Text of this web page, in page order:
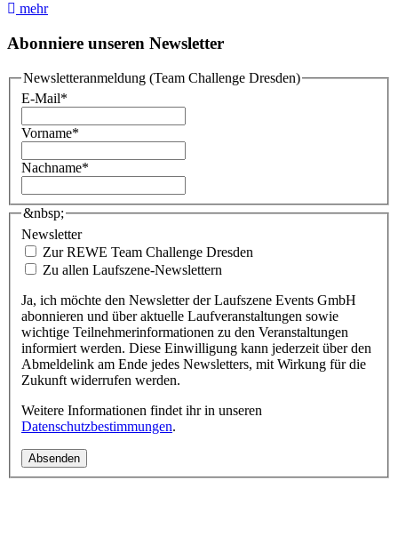
mehr
Abonniere unseren Newsletter
Newsletteranmeldung (Team Challenge Dresden)
E-Mail*
Vorname*
Nachname*
&nbsp;
Newsletter
Zur REWE Team Challenge Dresden
Zu allen Laufszene-Newslettern
Ja, ich möchte den Newsletter der Laufszene Events GmbH
abonnieren und über aktuelle Laufveranstaltungen sowie
wichtige Teilnehmerinformationen zu den Veranstaltungen
informiert werden. Diese Einwilligung kann jederzeit über den
Abmeldelink am Ende jedes Newsletters, mit Wirkung für die
Zukunft widerrufen werden.
Weitere Informationen findet ihr in unseren
Datenschutzbestimmungen.
Absenden